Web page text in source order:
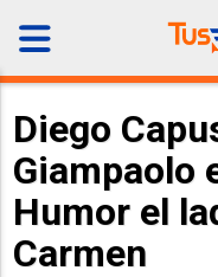
Diego
Giampaolo
Humor el
Carmen